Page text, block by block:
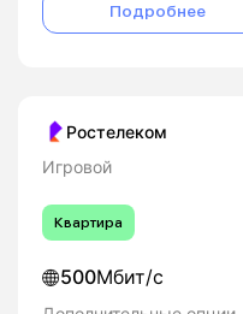
Подробнее
Ростелеком
Игровой
Квартира
500Мбит/с